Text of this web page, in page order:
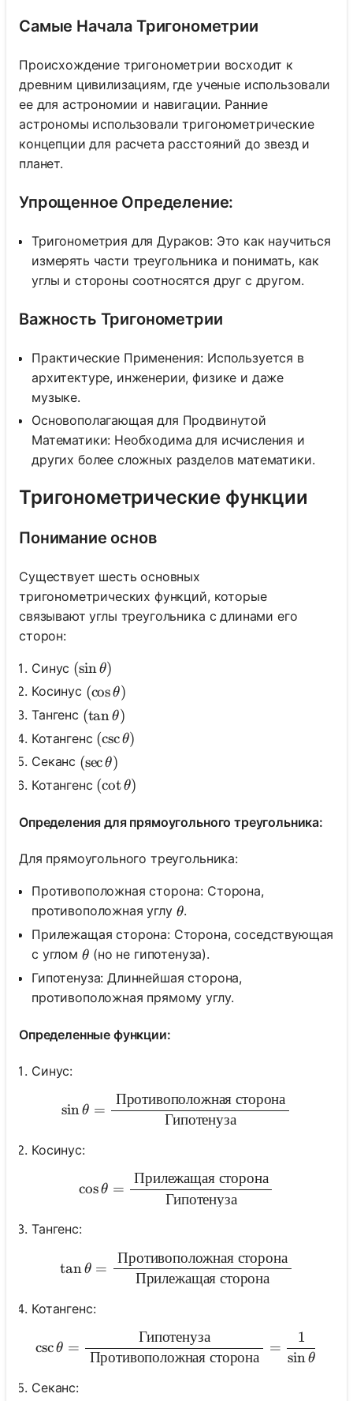
Самые Начала Тригонометрии
Происхождение тригонометрии восходит к
древним цивилизациям, где ученые использовали
ее для астрономии и навигации. Ранние
астрономы использовали тригонометрические
концепции для расчета расстояний до звезд и
планет.
Упрощенное Определение:
Тригонометрия для Дураков: Это как научиться
измерять части треугольника и понимать, как
углы и стороны соотносятся друг с другом.
Важность Тригонометрии
Практические Применения: Используется в
архитектуре, инженерии, физике и даже
музыке.
Основополагающая для Продвинутой
Математики: Необходима для исчисления и
других более сложных разделов математики.
Тригонометрические функции
Понимание основ
Существует шесть основных
тригонометрических функций, которые
связывают углы треугольника с длинами его
сторон:
Синус (\sin \theta)
(sinθ)
Косинус (\cos \theta)
(cosθ)
Тангенс (\tan \theta)
(tanθ)
Котангенс (\csc \theta)
(cscθ)
Секанс (\sec \theta)
(secθ)
Котангенс (\cot \theta)
(cotθ)
Определения для прямоугольного треугольника:
Для прямоугольного треугольника:
Противоположная сторона: Сторона,
противоположная углу \theta
θ.
Прилежащая сторона: Сторона, соседствующая
с углом \theta
θ (но не гипотенуза).
Гипотенуза: Длиннейшая сторона,
противоположная прямому углу.
Определенные функции:
Синус:
\sin \theta=\frac{\text {
sinθ =
Гипотенуза
Противоположная сторона
Косинус:
\cos \theta=\frac{\text {
cosθ =
Гипотенуза
Прилежащая сторона
Тангенс:
\tan \theta=\frac{\text {
tan θ =
Прилежащая сторона
Противоположная сторона
Котангенс:
\csc \theta=\frac{\text {
cscθ =
Противоположная сторона
Гипотенуза
=
sinθ
1
Секанс: